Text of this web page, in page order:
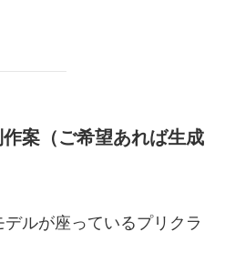
案（ご希望あれば生成
ルが座っているプリクラ